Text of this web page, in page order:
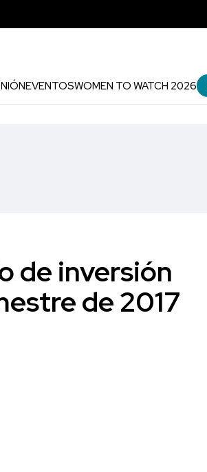
EVENTOSWOMEN TO WATCH 2026
de inversión
de 2017